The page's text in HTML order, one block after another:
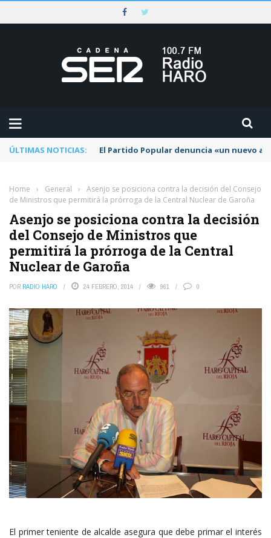
ÚLTIMAS NOTICIAS: El Partido Popular denuncia «un nuevo
Home › General ›
Asenjo se posiciona contra la decisión del Consejo
de Ministros que permitirá la prórroga de la Central Nuclear de Garoña
Asenjo se posiciona contra la decisión
del Consejo de Ministros que
permitirá la prórroga de la Central
Nuclear de Garoña
POR RADIO HARO 24 FEBRERO, 2014 961 0
El primer teniente de alcalde asegura que debe primar el interés